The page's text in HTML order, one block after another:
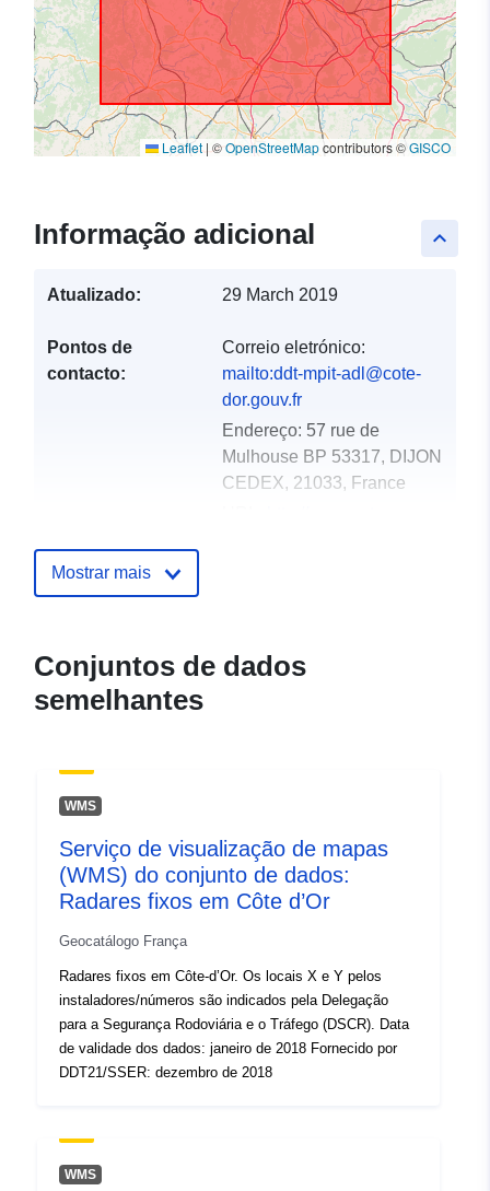
Leaflet | ©OpenStreetMapcontributors ©GISCO
keyboard_arrow_up
Informação adicional
Atualizado: 29 March 2019
Pontos de
contacto:
Correio eletrónico:
mailto:ddt-mpit-adl@cote-
dor.gouv.fr
Endereço: 57 rue de
Mulhouse BP 53317, DIJON
CEDEX, 21033, France
Registo do
Atualizado em data.europa.eu:
01 October 2022
46.90095139 ], [
5.51853752, 46.90095139 ],
[ 5.51853752, 48.03137207
Recurso
espacial:
Mostrar mais
Conjuntos de dados
semelhantes
WMS
Serviço de visualização de mapas
(WMS) do conjunto de dados:
Radares fixos em Côte d’Or
Geocatálogo França
Radares fixos em Côte-d’Or. Os locais X e Y pelos
instaladores/números são indicados pela Delegação
para a Segurança Rodoviária e o Tráfego (DSCR). Data
de validade dos dados: janeiro de 2018 Fornecido por
DDT21/SSER: dezembro de 2018
WMS